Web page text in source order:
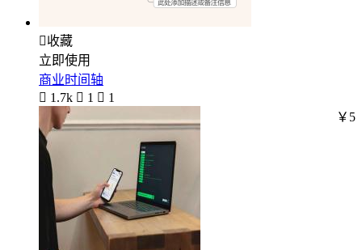
收藏
立即使用
商业时间轴
 1.7k  1  1
￥5